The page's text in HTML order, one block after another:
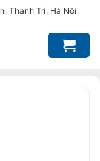
Thanh Trì, Hà Nội